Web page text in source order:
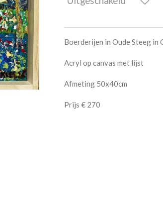
Boerderijen in Oude Steeg in
Acryl op canvas met lijst
Afmeting 50x40cm
Prijs € 270